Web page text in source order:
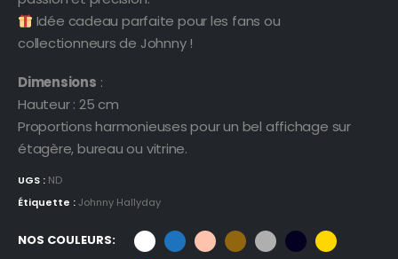
Idée cadeau parfaite pour les fans ou
collectionneurs de Johnny !
Dimensions :
Hauteur : 25 cm
Proportions harmonieuses pour un bel affichage sur
étagère, bureau ou vitrine.
UGS : ND
Étiquette :Johnny Hallyday
NOS COULEURS